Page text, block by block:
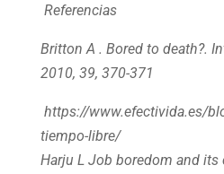
Referencias
Britton A . Bored to death?.
2010, 39, 370-371
https://www.efectivida.es/
tiempo-libre/
Harju L Job boredom and its